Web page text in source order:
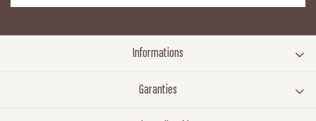
Informations
Garanties